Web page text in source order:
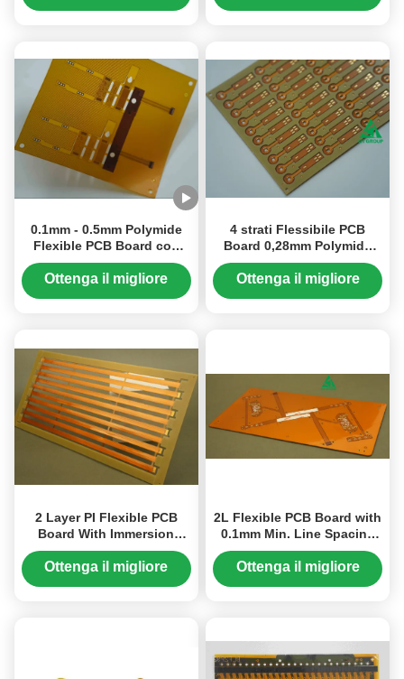
0.1mm - 0.5mm Polymide
Flexible PCB Board con
ENIG Finish e opzionale
Silkscreen e Mask Color
Ottenga il migliore
4 strati Flessibile PCB
Board 0,28mm Polymide
Materail 3/3mil Larghezza
della linea EING Superficie
Ottenga il migliore
2 Layer PI Flexible PCB
Board With Immersion
Gold And Coverlay
Customizable Options
Ottenga il migliore
2L Flexible PCB Board with
0.1mm Min. Line Spacing
and 0.1-0.5mm Board
Thickness
Ottenga il migliore